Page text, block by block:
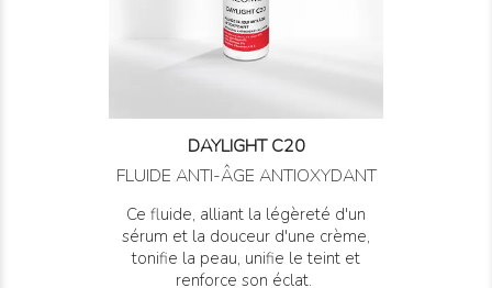
DAYLIGHT C20
FLUIDE ANTI-ÂGE ANTIOXYDANT
Ce fluide, alliant la légèreté d'un
sérum et la douceur d'une crème,
tonifie la peau, unifie le teint et
renforce son éclat.